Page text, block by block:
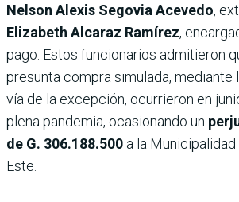
Nelson Alexis Segovia Acevedo,
Elizabeth Alcaraz Ramírez,
pago. Estos funcionarios admitieron
presunta compra simulada,
vía de la excepción, ocurrieron en
plena pandemia, ocasionando un
de G. 306.188.500 a la
Este.